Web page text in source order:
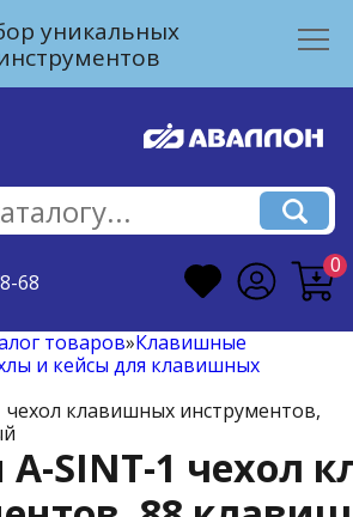
уникальных
68
0
товаров»Клавишные
и кейсы для клавишных
чехол клавишных инструментов,
A-SINT-1 чехол